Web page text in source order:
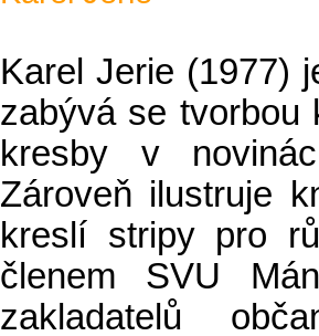
Karel Jerie (1977)
zabývá se tvorbou
kresby v
Zároveň ilustruje
kreslí stripy pro
členem SVU
zakladatelů